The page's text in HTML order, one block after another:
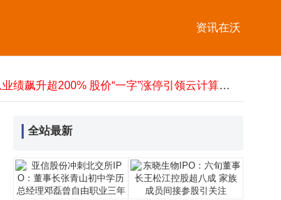
资讯在沃
时隔九年雷蛇重启开源适配项目 灵刃18推进Ubuntu认证 Linux适配迈出重要一步
浪潮信息业绩飙升超200% 股价“一字”涨停引领云计算板块冲高
英伟达股价逆势显韧性 看涨期权资金涌动或掀AI芯片新行情
全站最新